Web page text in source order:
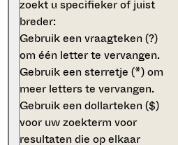
zoekt u specifieker of juist
breder:
Gebruik eenvraagteken (?)
om één letter te vervangen.
Gebruik eensterretje (*)om
meer letters te vervangen.
Gebruik eendollarteken ($)
voor uw zoekterm voor
resultaten die op elkaar